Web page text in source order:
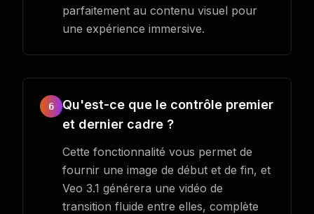
parfaitement au contenu visuel pour
une expérience immersive.
6
Qu'est-ce que le contrôle premier
et dernier cadre ?
Cette fonctionnalité vous permet de
fournir une image de début et de fin, et
Veo 3.1 générera une vidéo de
transition fluide entre elles, complète